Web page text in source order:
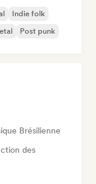
Indie folk
Post punk
Brésilienne
des